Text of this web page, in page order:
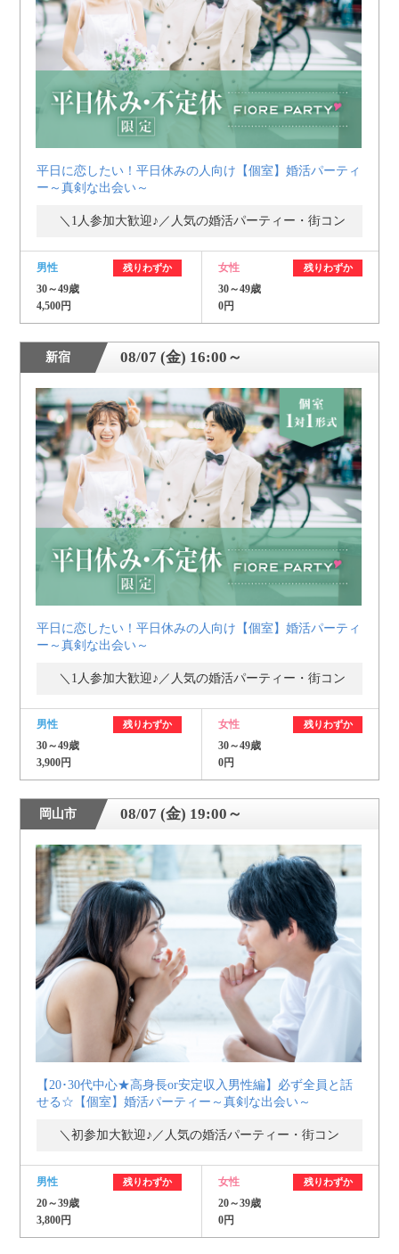
平日に恋したい！平日休みの人向け【個室】婚活パーティ
ー～真剣な出会い～
＼1人参加大歓迎♪／人気の婚活パーティー・街コン
男性 残りわずか
30～49歳
4,500円
女性 残りわずか
30～49歳
0円
新宿 08/07 (金) 16:00～
平日に恋したい！平日休みの人向け【個室】婚活パーティ
ー～真剣な出会い～
＼1人参加大歓迎♪／人気の婚活パーティー・街コン
男性 残りわずか
30～49歳
3,900円
女性 残りわずか
30～49歳
0円
岡山市 08/07 (金) 19:00～
【20･30代中心★高身長or安定収入男性編】必ず全員と話
せる☆【個室】婚活パーティー～真剣な出会い～
＼初参加大歓迎♪／人気の婚活パーティー・街コン
男性 残りわずか
20～39歳
3,800円
女性 残りわずか
20～39歳
0円